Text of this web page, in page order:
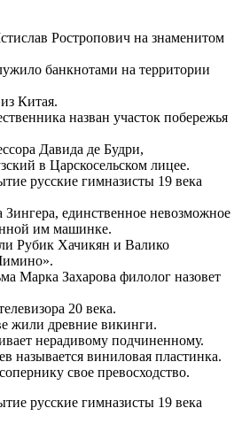
Ростропович на знаменитом
банкнотами на территории
Китая.
назван участок побережья
Давида де Будри,
в Царскосельском лицее.
русские гимназисты 19 века
Зингера, единственное невозможное
им машинке.
Рубик Хачикян и Валико
Марка Захарова филолог назовет
20 века.
жили древние викинги.
нерадивому подчиненному.
называется виниловая пластинка.
свое превосходство.